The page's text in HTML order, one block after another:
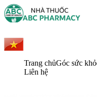
Trang chủGóc sức
Liên hệ